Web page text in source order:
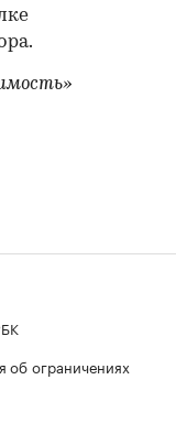
об ограничениях